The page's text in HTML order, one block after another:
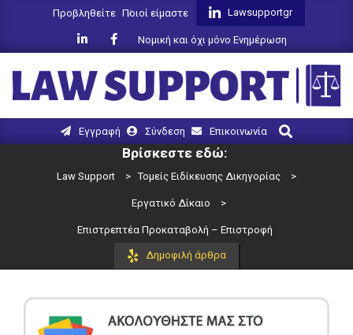
Προβληθείτε Ποιοί είμαστε Lawsupportgr
Νομική και όχι μόνο Ενημέρωση
LAW
SUPPORT
Navigation
Εγγραφή Σύνδεση Επικοινωνία
Search
Βρίσκεστε εδώ:
Law Support > Τομείς Ειδίκευσης Δικηγορίας >
Εργατικό Δίκαιο >
Επιστρεπτέα Προκαταβολή – Επιστροφή
Δημοφιλή άρθρα